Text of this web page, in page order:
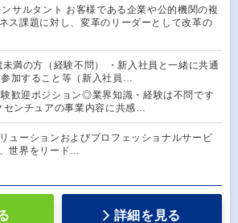
サルタント お客様である企業や公的機関の複
ス課題に対し、変革のリーダーとして改革の
未満の方（経験不問） ・新入社員と一緒に共通
加すること等（新入社員…
験歓迎ポジション◎業界知識・経験は不問です
センチュアの事業内容に共感…
ューションおよびプロフェッショナルサービ
世界をリード…
詳細を見る